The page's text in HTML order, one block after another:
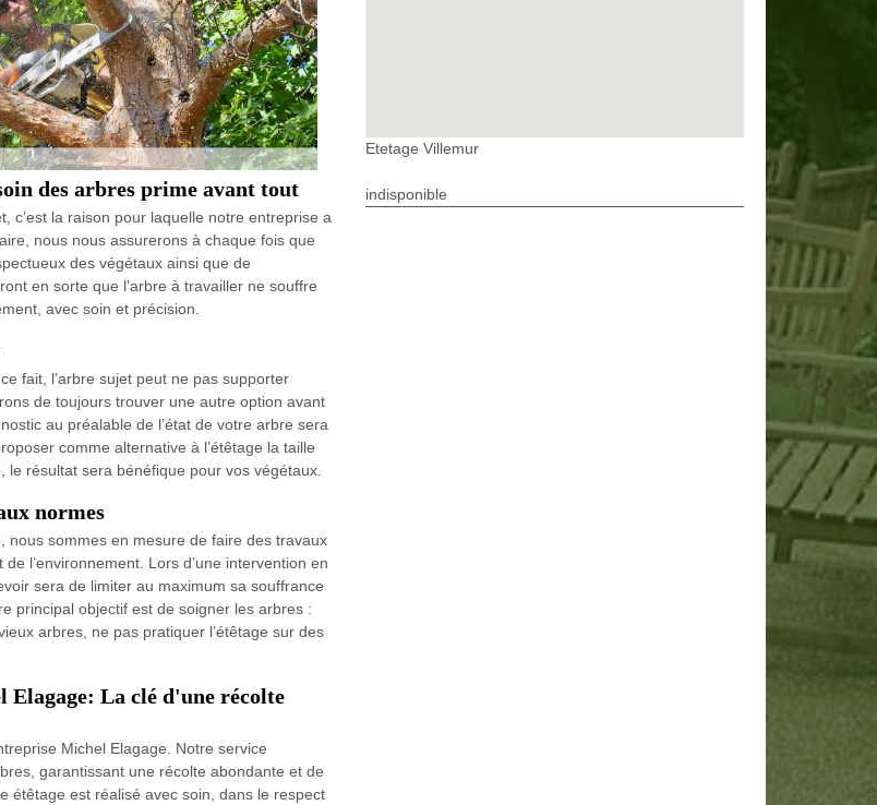
des arbres prime avant tout
c’est la raison pour laquelle notre entreprise a
nous nous assurerons à chaque fois que
des végétaux ainsi que de
en sorte que l’arbre à travailler ne souffre
avec soin et précision.
fait, l’arbre sujet peut ne pas supporter
de toujours trouver une autre option avant
au préalable de l’état de votre arbre sera
comme alternative à l’étêtage la taille
le résultat sera bénéfique pour vos végétaux.
normes
nous sommes en mesure de faire des travaux
l’environnement. Lors d’une intervention en
sera de limiter au maximum sa souffrance
principal objectif est de soigner les arbres :
arbres, ne pas pratiquer l’étêtage sur des
La clé d'une récolte
Michel Elagage. Notre service
garantissant une récolte abondante et de
étêtage est réalisé avec soin, dans le respect
Etetage Villemur
indisponible